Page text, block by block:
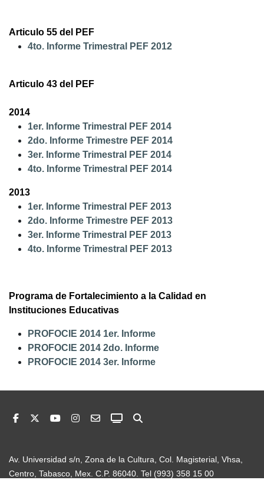
Articulo 55 del PEF
4to. Informe Trimestral PEF 2012
Articulo 43 del PEF
2014
1er. Informe Trimestral PEF 2014
2do. Informe Trimestre PEF 2014
3er. Informe Trimestral PEF 2014
4to. Informe Trimestral PEF 2014
2013
1er. Informe Trimestral PEF 2013
2do. Informe Trimestre PEF 2013
3er. Informe Trimestral PEF 2013
4to. Informe Trimestral PEF 2013
Programa de Fortalecimiento a la Calidad en
Instituciones Educativas
PROFOCIE 2014 1er. Informe
PROFOCIE 2014 2do. Informe
PROFOCIE 2014 3er. Informe
Av. Universidad s/n, Zona de la Cultura, Col. Magisterial, Vhsa,
Centro, Tabasco, Mex. C.P. 86040. Tel (993) 358 15 00